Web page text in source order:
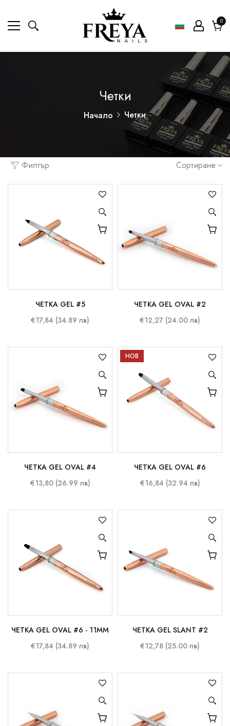
00
Четки
Начало Четки
Филтър Сортиране
ЧЕТКА GEL #5
€17,84 (34.89 лв)
ЧЕТКА GEL OVAL #2
€12,27 (24.00 лв)
ЧЕТКА GEL OVAL #4
€13,80 (26.99 лв)
НОВ
ЧЕТКА GEL OVAL #6
€16,84 (32.94 лв)
ЧЕТКА GEL OVAL #6 - 11MM
€17,84 (34.89 лв)
ЧЕТКА GEL SLANT #2
€12,78 (25.00 лв)